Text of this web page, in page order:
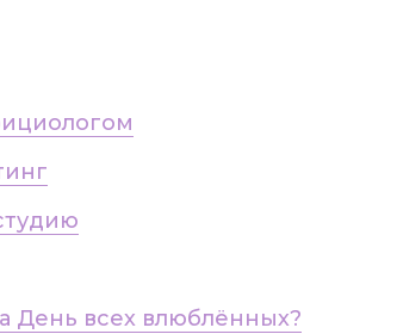
День всех влюблённых?